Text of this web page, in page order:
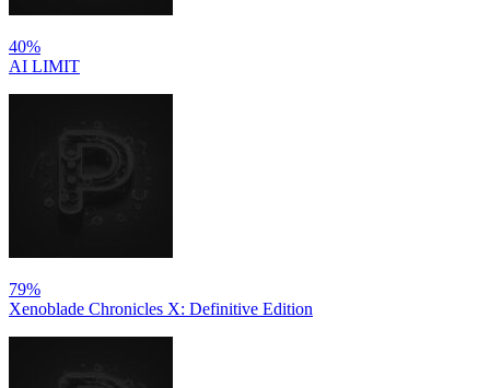
40%
AI LIMIT
79%
Xenoblade Chronicles X: Definitive Edition